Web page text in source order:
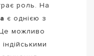
роль. На
є однією з
можливо